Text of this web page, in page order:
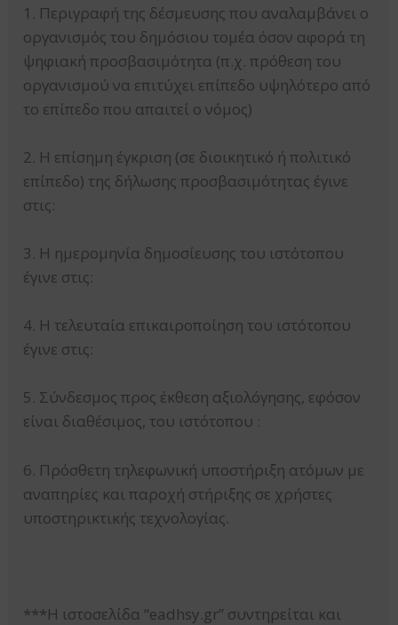
1. Περιγραφή της δέσμευσης που αναλαμβάνει ο
οργανισμός του δημόσιου τομέα όσον αφορά τη
ψηφιακή προσβασιμότητα (π.χ. πρόθεση του
οργανισμού να επιτύχει επίπεδο υψηλότερο από
το επίπεδο που απαιτεί ο νόμος)
2. Η επίσημη έγκριση (σε διοικητικό ή πολιτικό
επίπεδο) της δήλωσης προσβασιμότητας έγινε
στις:
3. H ημερομηνία δημοσίευσης του ιστότοπου
έγινε στις:
4. Η τελευταία επικαιροποίηση του ιστότοπου
έγινε στις:
5. Σύνδεσμος προς έκθεση αξιολόγησης, εφόσον
είναι διαθέσιμος, του ιστότοπου :
6. Πρόσθετη τηλεφωνική υποστήριξη ατόμων με
αναπηρίες και παροχή στήριξης σε χρήστες
υποστηρικτικής τεχνολογίας.
***Η ιστοσελίδα “eadhsy.gr” συντηρείται και